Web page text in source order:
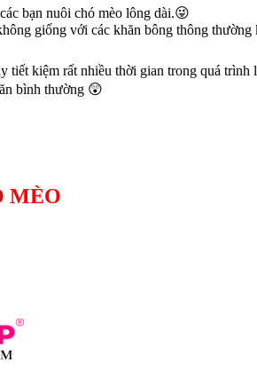
bạn nuôi chó mèo lông dài.😜
giống với các khăn bông thông thường
kiệm rất nhiều thời gian trong quá trình
bình thường 😲
MÈO